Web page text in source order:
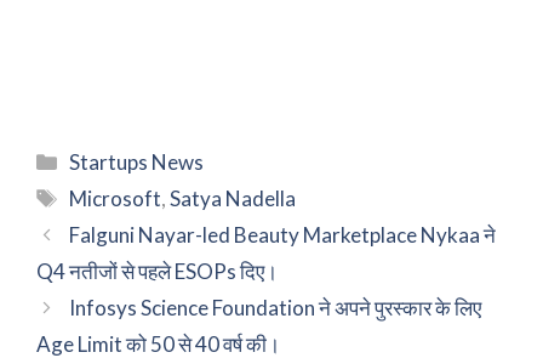
Categories
Startups News
Tags
Microsoft,Satya Nadella
Falguni Nayar-led Beauty Marketplace Nykaa ने
Q4 नतीजों से पहले ESOPs दिए।
Infosys Science Foundation ने अपने पुरस्कार के लिए
Age Limit को 50 से 40 वर्ष की।